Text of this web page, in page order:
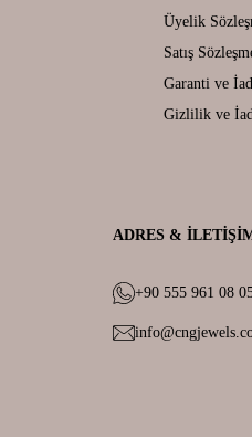
Üyelik
Satış
Garanti ve
Gizlilik ve
ADRES &
+90 555 961 08